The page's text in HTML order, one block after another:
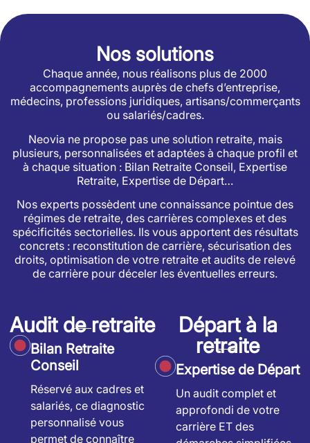
Nos solutions
Chaque année, nous réalisons plus de 2000
accompagnements auprès de chefs d’entreprise,
médecins, professions juridiques, artisans/commerçants
ou salariés/cadres.
Neovia ne propose pas une solution retraite, mais
plusieurs, personnalisées et adaptées à chaque profil et
à chaque situation : Bilan Retraite Conseil, Expertise
Retraite, Expertise de Départ…
Nos experts possèdent une connaissance pointue des
régimes de retraite, des carrières complexes et des
spécificités sectorielles. Ils vous apportent des résultats
concrets : reconstitution de carrière, sécurisation des
droits, optimisation de votre retraite et audits de relevé
de carrière pour déceler les éventuelles erreurs.
Audit de retraite
Bilan Retraite
Conseil
Réservé aux cadres et
salariés, ce diagnostic
personnalisé vous
permet de connaître
Départ à la
retraite
Expertise de Départ
Un audit complet et
approfondi de votre
carrière ET des